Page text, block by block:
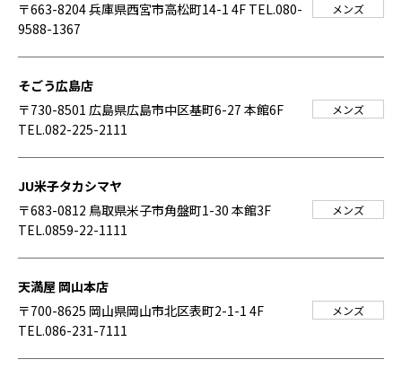
〒663-8204 兵庫県西宮市高松町14-1 4F TEL.080-
9588-1367
メンズ
そごう広島店
〒730-8501 広島県広島市中区基町6-27 本館6F
TEL.082-225-2111
メンズ
JU米子タカシマヤ
〒683-0812 鳥取県米子市角盤町1-30 本館3F
TEL.0859-22-1111
メンズ
天満屋 岡山本店
〒700-8625 岡山県岡山市北区表町2-1-1 4F
TEL.086-231-7111
メンズ